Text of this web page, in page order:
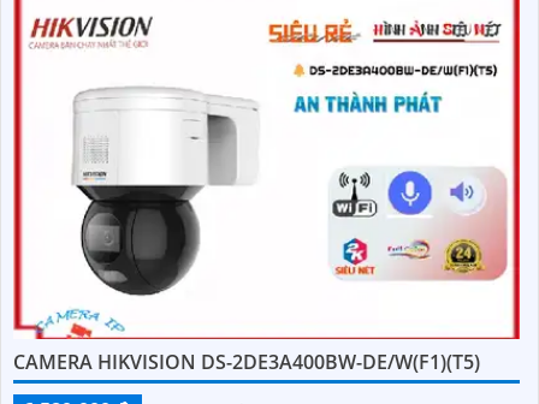
CAMERA HIKVISION DS-2DE3A400BW-DE/W(F1)(T5)